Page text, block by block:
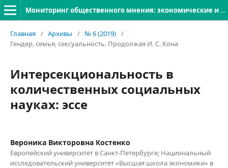
Мониторинг общественного мнения: экономические и социальные перемены
Главная / Архивы / № 6 (2019) /
Гендер, семья, сексуальность. Продолжая И. С. Кона
Интерсекциональность в
количественных социальных
науках: эссе
Вероника Викторовна Костенко
Европейский университет в Санкт-Петербурге; Национальный
исследовательский университет «Высшая школа экономики» в